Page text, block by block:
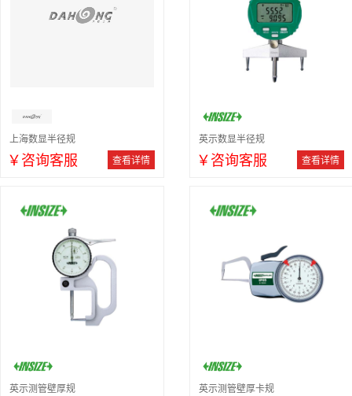
上海数显半径规
￥咨询客服 查看详情
英示数显半径规
￥咨询客服 查看详情
英示测管壁厚规 英示测管壁厚卡规